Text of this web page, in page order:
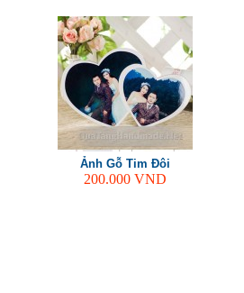
Ảnh Gỗ Tim Đôi
200.000 VND